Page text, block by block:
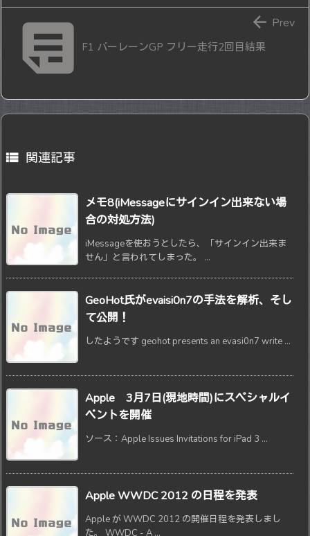
 F1 バーレーンGP フリー走行2回目結果
 Prev
 関連記事
メモ8(iMessageにサインイン出来ない場
合の対処方法)
iMessageを使おうとしたら、「サインイン出来ま
せん」と言われてしまった。 ...
GeoHot氏がevaisi0n7の手法を解析、そし
て公開！
したようです geohot presents an evasi0n7 write ...
Apple 3月7日(現地時間)にスペシャルイ
ベントを開催
ソース：Apple Issues Invitations for iPad 3 ...
Apple WWDC 2012 の日程を発表
Apple が WWDC 2012 の開催日程を発表しまし
た。 WWDC - A ...